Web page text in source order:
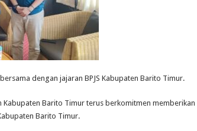
dengan jajaran BPJS Kabupaten Barito Timur.
Kabupaten Barito Timur terus berkomitmen memberikan
Barito Timur.